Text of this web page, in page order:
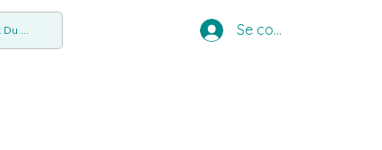
... Se connecter